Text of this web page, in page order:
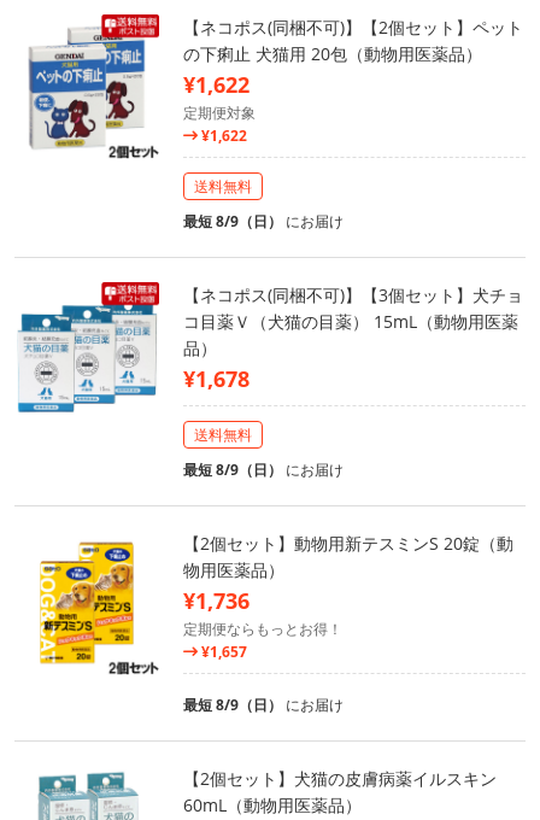
【ネコポス(同梱不可)】【2個セット】ペット
の下痢止 犬猫用 20包（動物用医薬品）
¥1,622
定期便対象
¥1,622
送料無料
最短 8/9（日） にお届け
【ネコポス(同梱不可)】【3個セット】犬チョ
コ目薬Ｖ（犬猫の目薬） 15mL（動物用医薬
品）
¥1,678
送料無料
最短 8/9（日） にお届け
【2個セット】動物用新テスミンS 20錠（動
物用医薬品）
¥1,736
定期便ならもっとお得！
¥1,657
最短 8/9（日） にお届け
【2個セット】犬猫の皮膚病薬イルスキン
60mL（動物用医薬品）